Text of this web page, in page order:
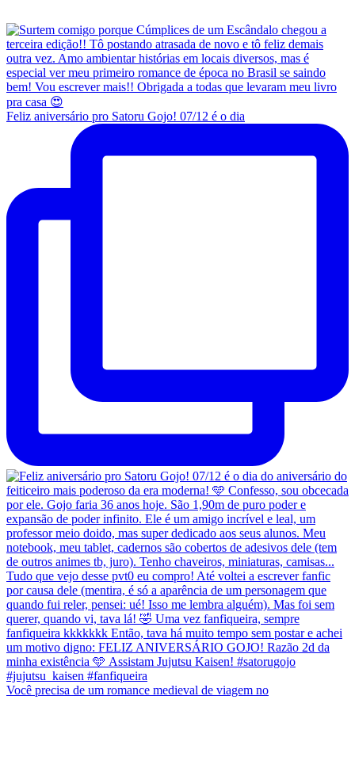
Feliz aniversário pro Satoru Gojo! 07/12 é o dia
Você precisa de um romance medieval de viagem no